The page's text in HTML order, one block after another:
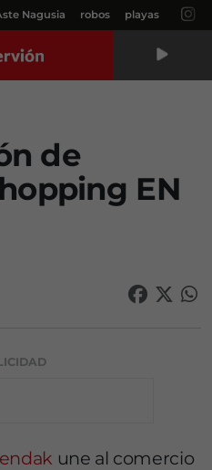
Nagusia robos playas
de
EN
une al comercio